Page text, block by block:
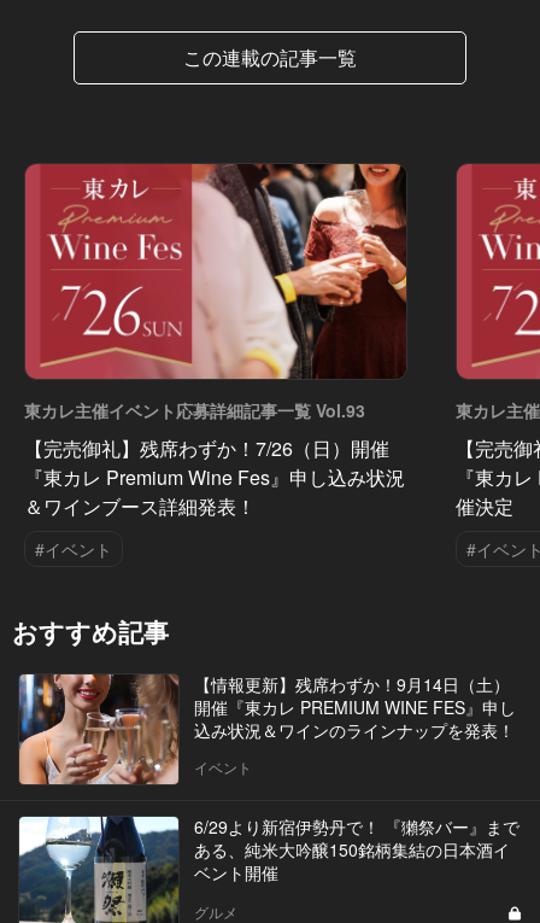
この連載の記事一覧
東カレ主催イベント応募詳細記事一覧 Vol.93
【完売御礼】残席わずか！7/26（日）開催
『東カレ Premium Wine Fes』申し込み状況
＆ワインブース詳細発表！
#イベント
東カレ主
【完売
『東カ
催決定
#イベン
おすすめ記事
【情報更新】残席わずか！9月14日（土）
開催『東カレ PREMIUM WINE FES』申し
込み状況＆ワインのラインナップを発表！
イベント
6/29より新宿伊勢丹で！ 『獺祭バー』まで
ある、純米大吟醸150銘柄集結の日本酒イ
ベント開催
グルメ